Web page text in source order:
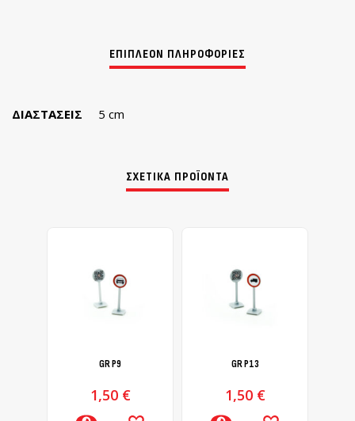
ΔΙΑΣΤΆΣΕΙΣ 5 cm
ΣΧΕΤΙΚΆ ΠΡΟΪΌΝΤΑ
GR Ρ9
1,50 €
GR Ρ13
1,50 €